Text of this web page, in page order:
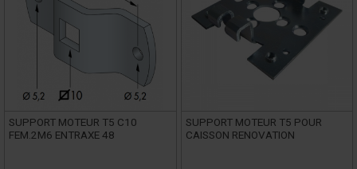
SUPPORT MOTEUR T5 C10
FEM.2M6 ENTRAXE 48
SUPPORT MOTEUR T5 POUR
CAISSON RENOVATION